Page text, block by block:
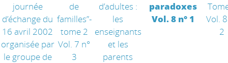
journée
d’échange du
16 avril 2002
organisée par
le groupe de
de
familles”-
tome 2
Vol. 7 n°
3
d’adultes :
les
enseignants
et les
parents
paradoxes
Vol. 8 n° 1
Vol.
2